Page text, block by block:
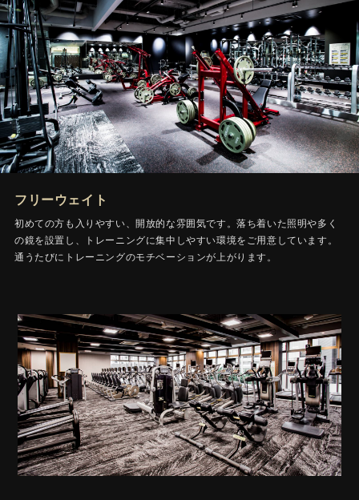
フリーウェイト
初めての方も入りやすい、開放的な雰囲気です。落ち着いた照明や多く
の鏡を設置し、トレーニングに集中しやすい環境をご用意しています。
通うたびにトレーニングのモチベーションが上がります。